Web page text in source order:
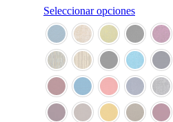
Seleccionar opcionesEste
producto
tiene
múltiples
variantes.
Las
opciones
se
pueden